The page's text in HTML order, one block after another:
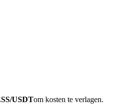
USDTom kosten te verlagen.